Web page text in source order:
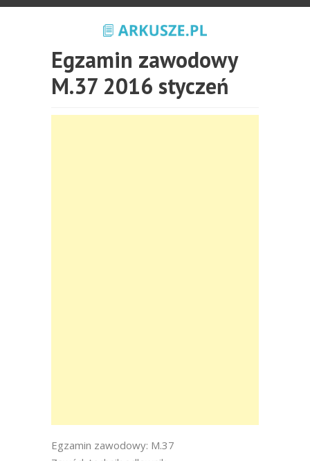
Egzamin zawodowy
M.37 2016 styczeń
Egzamin zawodowy: M.37